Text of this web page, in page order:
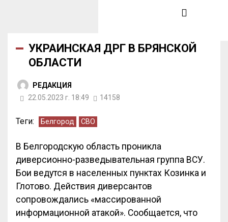
УКРАИНСКАЯ ДРГ В БРЯНСКОЙ
ОБЛАСТИ
РЕДАКЦИЯ
22.05.2023 г. 18:49
14158
Теги: Белгород СВО
В Белгородскую область проникла
диверсионно-разведывательная группа ВСУ.
Бои ведутся в населенных пунктах Козинка и
Глотово. Действия диверсантов
сопровождались «массированной
информационной атакой». Сообщается, что